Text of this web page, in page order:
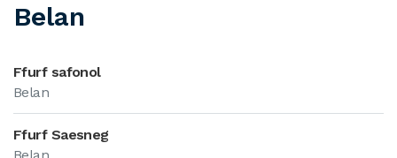
Belan
Ffurf safonol
Belan
Ffurf Saesneg